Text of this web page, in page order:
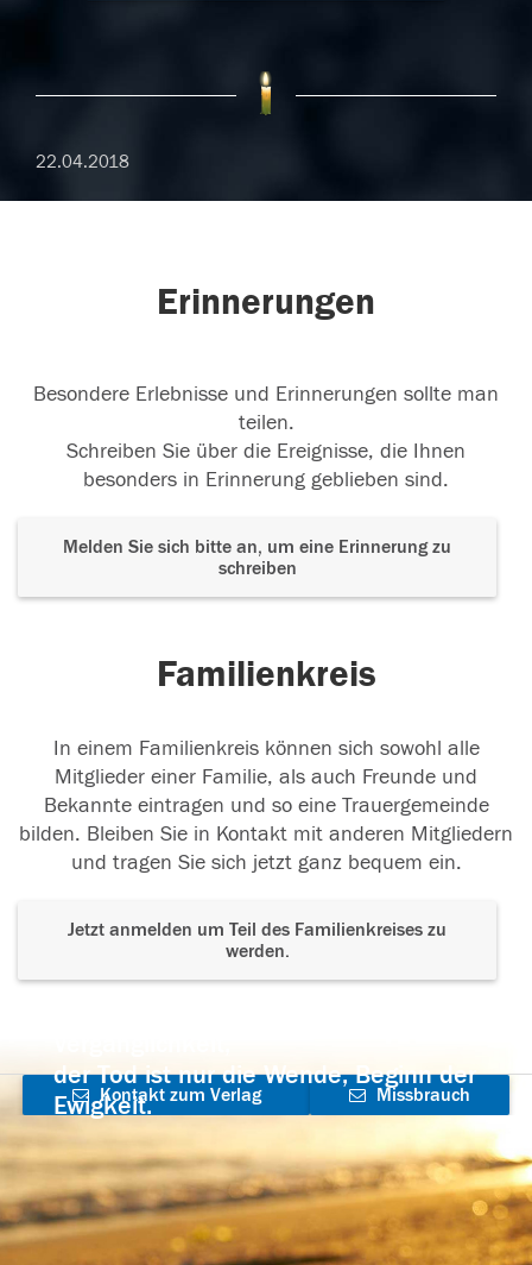
22.04.2018
Erinnerungen
Besondere Erlebnisse und Erinnerungen sollte man
teilen.
Schreiben Sie über die Ereignisse, die Ihnen
besonders in Erinnerung geblieben sind.
Melden Sie sich bitte an, um eine Erinnerung zu
schreiben
Familienkreis
In einem Familienkreis können sich sowohl alle
Mitglieder einer Familie, als auch Freunde und
Bekannte eintragen und so eine Trauergemeinde
bilden. Bleiben Sie in Kontakt mit anderen Mitgliedern
und tragen Sie sich jetzt ganz bequem ein.
Jetzt anmelden um Teil des Familienkreises zu
werden.
der Tod ist nur die Wende, Beginn der
Ewigkeit.
Kontakt zum Verlag
aufnehmen
Missbrauch